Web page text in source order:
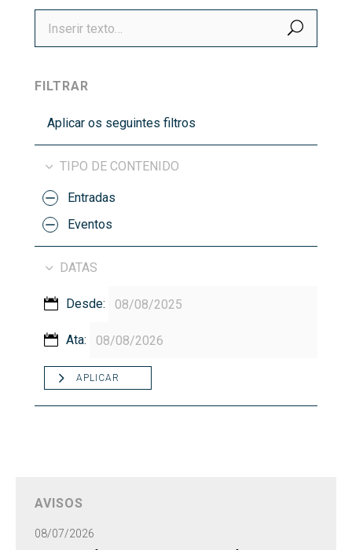
FILTRAR
Aplicar os seguintes filtros
TIPO DE CONTENIDO
Entradas
Eventos
DATAS
Desde:
Ata:
APLICAR
AVISOS
08/07/2026